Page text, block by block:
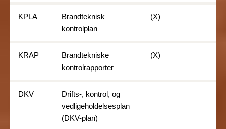
KPLA
Brandteknisk
kontrolplan
(X)
KRAP
Brandtekniske
kontrolrapporter
(X)
DKV
Drifts-, kontrol, og
vedligeholdelsesplan
(DKV-plan)